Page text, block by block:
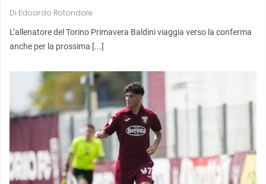
Di Edoardo Rotondale
L’allenatore del Torino Primavera Baldini viaggia verso la conferma
anche per la prossima [...]